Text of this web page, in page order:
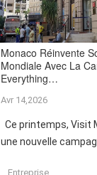
Monaco Réinvente
Mondiale Avec La
Everything…
Avr 14,2026
Ce printemps, Visit
une nouvelle
Entreprise